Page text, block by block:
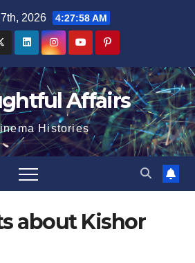
2026 4:27:59 AM
Affairs
Histories
about Kishor